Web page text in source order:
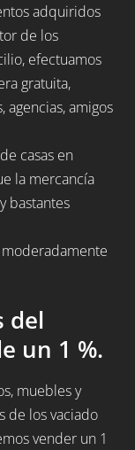
adquiridos
de los
efectuamos
gratuita,
agencias, amigos
casas en
la mercancía
bastantes
del
un 1 %.
muebles y
de los vaciado
vender un 1